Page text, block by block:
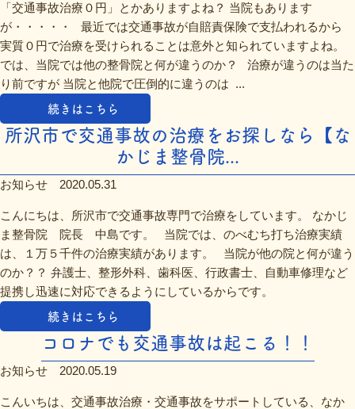
「交通事故治療０円」とかありますよね？ 当院もあります
が・・・・・ 最近では交通事故が自賠責保険で支払われるから
実質０円で治療を受けられることは意外と知られていますよね。
では、当院では他の整骨院と何が違うのか？ 治療が違うのは当た
り前ですが 当院と他院で圧倒的に違うのは ...
続きはこちら
所沢市で交通事故の治療をお探しなら【な
かじま整骨院...
お知らせ 2020.05.31
こんにちは、所沢市で交通事故専門で治療をしています。 なかじ
ま整骨院 院長 中島です。 当院では、のべむち打ち治療実績
は、１万５千件の治療実績があります。 当院が他の院と何が違う
のか？？ 弁護士、整形外科、歯科医、行政書士、自動車修理など
提携し迅速に対応できるようにしているからです。
続きはこちら
コロナでも交通事故は起こる！！
お知らせ 2020.05.19
こんいちは、交通事故治療・交通事故をサポートしている、なか